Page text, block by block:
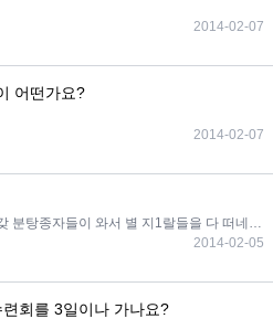
2014-02-07
어떤가요?
2014-02-07
가입이 필요없는 게시판이다보니 온갖 분탕종자들이 와서 별 지1랄들을 다 떠네요 진짜 이래가지고 세연넷
2014-02-05
회를 3일이나 가나요?